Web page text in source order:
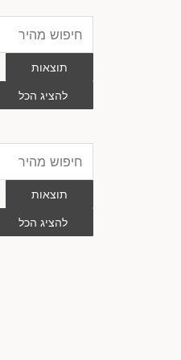
...
תוצאות
להציג הכל
...
תוצאות
להציג הכל